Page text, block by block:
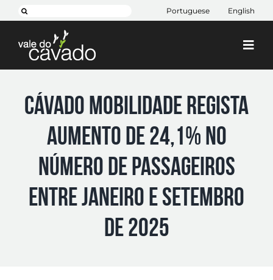
to
content
Search
Portuguese English
Cávado 2030
Cávado Mobilidade regista
aumento de 24,1% no
número de passageiros
entre janeiro e setembro
de 2025